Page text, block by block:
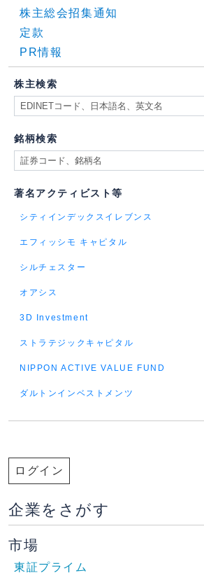
株主総会招集通知
定款
PR情報
株主検索
銘柄検索
著名アクティビスト等
シティインデックスイレブンス
エフィッシモ キャピタル
シルチェスター
オアシス
3D Investment
ストラテジックキャピタル
NIPPON ACTIVE VALUE FUND
ダルトンインベストメンツ
ログイン
企業をさがす
市場
東証プライム